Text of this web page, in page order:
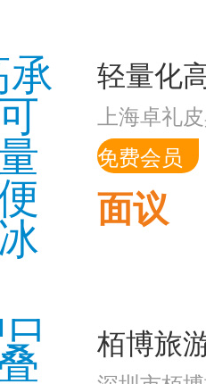
上海卓礼
免费会员
面议